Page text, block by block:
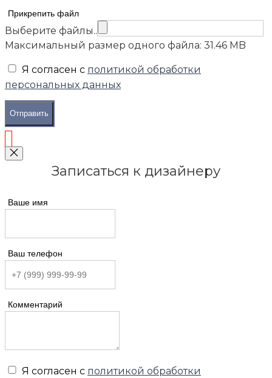
Прикрепить файл
Выберите файлы..
Максимальный размер одного файла: 31.46 MB
Я согласен с политикой обработки
персональных данных
Отправить
Записаться к дизайнеру
Ваше имя
Ваш телефон
Комментарий
Я согласен с политикой обработки